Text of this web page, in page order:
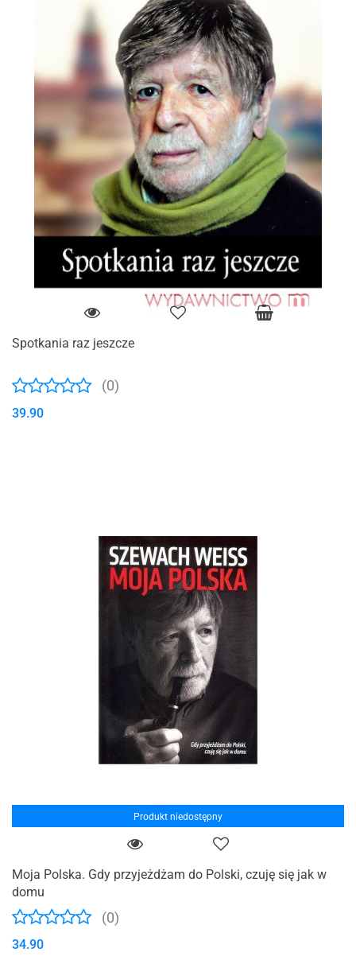
Spotkania raz jeszcze
(0)
39.90
Produkt niedostępny
Moja Polska. Gdy przyjeżdżam do Polski, czuję się jak w
domu
(0)
34.90